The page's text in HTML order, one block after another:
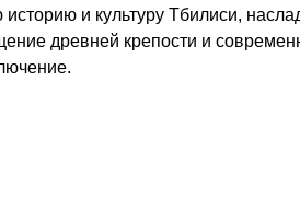
историю и культуру Тбилиси,
древней крепости и